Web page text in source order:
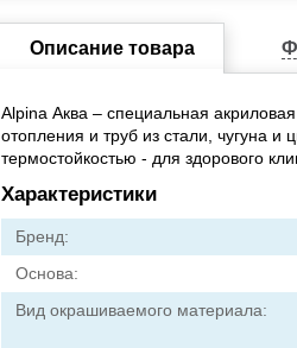
Описание товара
Alpina Аква – специальная
отопления и труб из стали, чугуна
термостойкостью - для здорового
Характеристики
Бренд:
Основа:
Вид окрашиваемого материала: